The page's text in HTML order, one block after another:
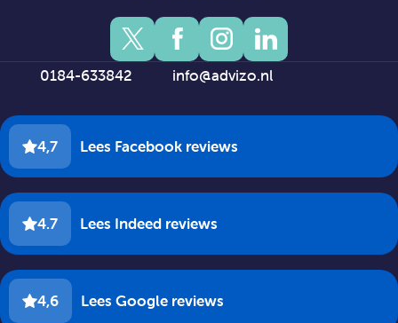
0184-633842 info@advizo.nl
4,7 Lees Facebook reviews
4.7 Lees Indeed reviews
4,6 Lees Google reviews